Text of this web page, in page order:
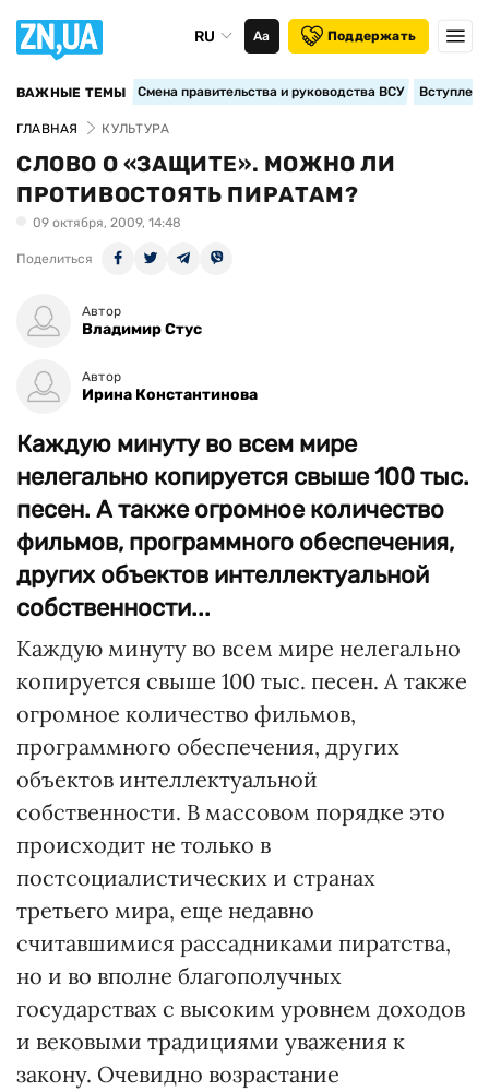
RU Аа Поддержать
ВАЖНЫЕ ТЕМЫ Смена правительства и руководства ВСУ
ГЛАВНАЯ КУЛЬТУРА
СЛОВО О «ЗАЩИТЕ». МОЖНО ЛИ
ПРОТИВОСТОЯТЬ ПИРАТАМ?
09 октября, 2009, 14:48
Поделиться
Автор
Владимир Стус
Автор
Ирина Константинова
Каждую минуту во всем мире
нелегально копируется свыше 100 тыс.
песен. А также огромное количество
фильмов, программного обеспечения,
других объектов интеллектуальной
собственности...
Каждую минуту во всем мире нелегально
копируется свыше 100 тыс. песен. А также
огромное количество фильмов,
программного обеспечения, других
объектов интеллектуальной
собственности. В массовом порядке это
происходит не только в
постсоциалистических и странах
третьего мира, еще недавно
считавшимися рассадниками пиратства,
но и во вполне благополучных
государствах с высоким уровнем доходов
и вековыми традициями уважения к
закону. Очевидно возрастание